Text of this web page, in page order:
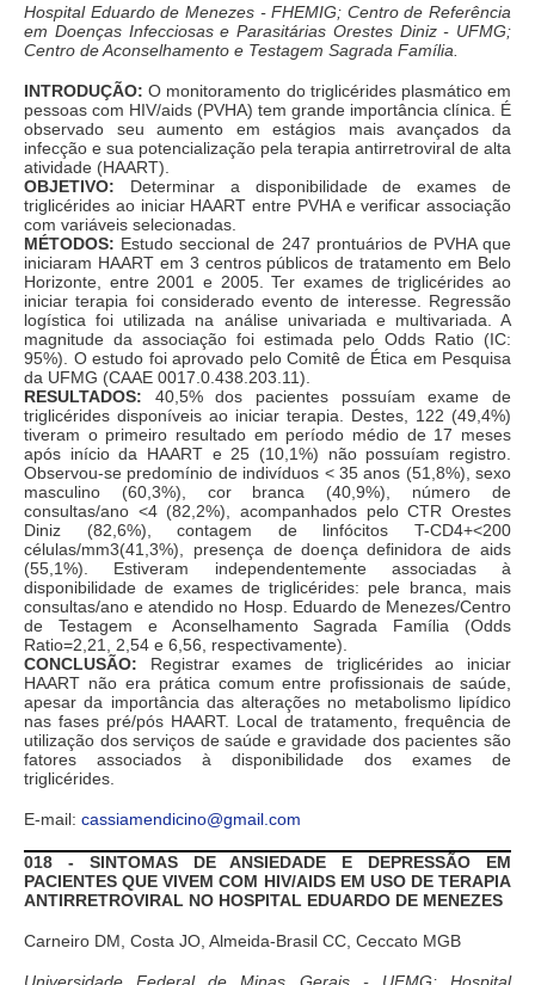
Hospital Eduardo de Menezes - FHEMIG; Centro de Referência
em Doenças Infecciosas e Parasitárias Orestes Diniz - UFMG;
Centro de Aconselhamento e Testagem Sagrada Família.
INTRODUÇÃO: O monitoramento do triglicérides plasmático em
pessoas com HIV/aids (PVHA) tem grande importância clínica. É
observado seu aumento em estágios mais avançados da
infecção e sua potencialização pela terapia antirretroviral de alta
atividade (HAART).
OBJETIVO: Determinar a disponibilidade de exames de
triglicérides ao iniciar HAART entre PVHA e verificar associação
com variáveis selecionadas.
MÉTODOS: Estudo seccional de 247 prontuários de PVHA que
iniciaram HAART em 3 centros públicos de tratamento em Belo
Horizonte, entre 2001 e 2005. Ter exames de triglicérides ao
iniciar terapia foi considerado evento de interesse. Regressão
logística foi utilizada na análise univariada e multivariada. A
magnitude da associação foi estimada pelo Odds Ratio (IC:
95%). O estudo foi aprovado pelo Comitê de Ética em Pesquisa
da UFMG (CAAE 0017.0.438.203.11).
RESULTADOS: 40,5% dos pacientes possuíam exame de
triglicérides disponíveis ao iniciar terapia. Destes, 122 (49,4%)
tiveram o primeiro resultado em período médio de 17 meses
após início da HAART e 25 (10,1%) não possuíam registro.
Observou-se predomínio de indivíduos < 35 anos (51,8%), sexo
masculino (60,3%), cor branca (40,9%), número de
consultas/ano <4 (82,2%), acompanhados pelo CTR Orestes
Diniz (82,6%), contagem de linfócitos T-CD4+<200
células/mm3(41,3%), presença de doença definidora de aids
(55,1%). Estiveram independentemente associadas à
disponibilidade de exames de triglicérides: pele branca, mais
consultas/ano e atendido no Hosp. Eduardo de Menezes/Centro
de Testagem e Aconselhamento Sagrada Família (Odds
Ratio=2,21, 2,54 e 6,56, respectivamente).
CONCLUSÃO: Registrar exames de triglicérides ao iniciar
HAART não era prática comum entre profissionais de saúde,
apesar da importância das alterações no metabolismo lipídico
nas fases pré/pós HAART. Local de tratamento, frequência de
utilização dos serviços de saúde e gravidade dos pacientes são
fatores associados à disponibilidade dos exames de
triglicérides.
E-mail: cassiamendicino@gmail.com
018 - SINTOMAS DE ANSIEDADE E DEPRESSÃO EM
PACIENTES QUE VIVEM COM HIV/AIDS EM USO DE TERAPIA
ANTIRRETROVIRAL NO HOSPITAL EDUARDO DE MENEZES
Carneiro DM, Costa JO, Almeida-Brasil CC, Ceccato MGB
Universidade Federal de Minas Gerais - UFMG; Hospital